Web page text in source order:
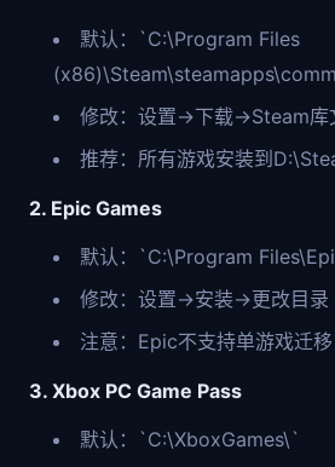
默认：`C:\Program Files
修改：设置→下载→Steam库
推荐：所有游戏安装到
2. Epic Games
默认：`C:\Program
修改：设置→安装→更改目录
注意：Epic不支持单游戏迁
3. Xbox PC Game Pass
默认：`C:\XboxGames\`